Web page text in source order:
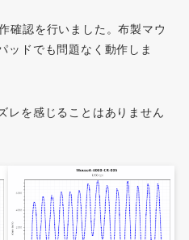
確認を行いました。布製マウ
ッドでも問題なく動作しま
レを感じることはありません